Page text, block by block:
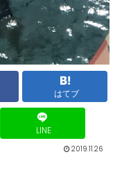
はてブ
LINE
2019.11.26